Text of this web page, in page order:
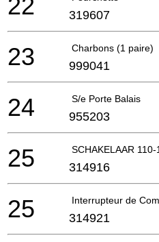
22 319607
Charbons (1 paire)
23 999041
S/e Porte Balais
24 955203
SCHAKELAAR 110-
25 314916
Interrupteur de
25 314921